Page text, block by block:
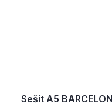
Sešit A5